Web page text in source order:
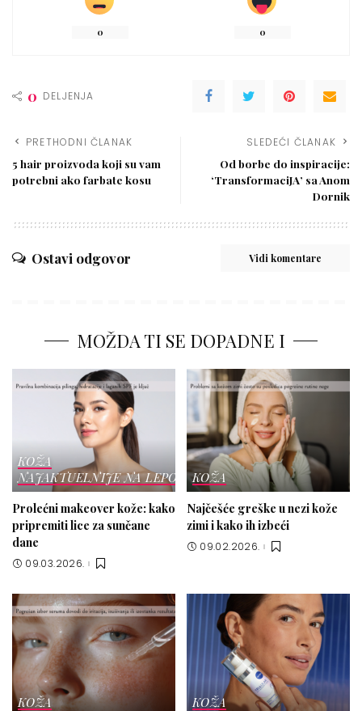
0 0
0 DELJENJA
PRETHODNI ČLANAK
5 hair proizvoda koji su vam
potrebni ako farbate kosu
SLEDEĆI ČLANAK
Od borbe do inspiracije:
‘TransformaciJA’ sa Anom
Dornik
Ostavi odgovor Vidi komentare
MOŽDA TI SE DOPADNE I
KOŽA
NAJAKTUELNIJE NA LEPOTICI
Prolećni makeover kože: kako
pripremiti lice za sunčane
dane
09.03.2026.
KOŽA
Najčešće greške u nezi kože
zimi i kako ih izbeći
09.02.2026.
KOŽA
KOŽA